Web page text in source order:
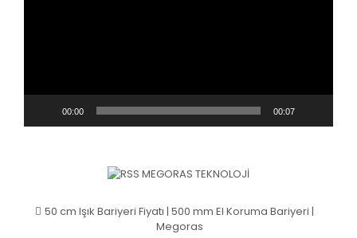
00:00 00:07
MEGORAS TEKNOLOJI
50 cm Işık Bariyeri Fiyatı | 500 mm El Koruma Bariyeri |
Megoras